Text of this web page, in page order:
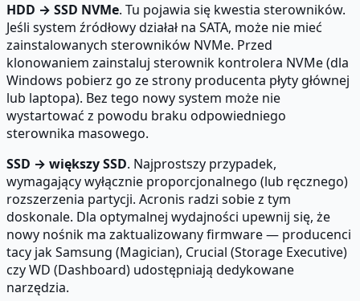
HDD → SSD NVMe. Tu pojawia się kwestia sterowników.
Jeśli system źródłowy działał na SATA, może nie mieć
zainstalowanych sterowników NVMe. Przed
klonowaniem zainstaluj sterownik kontrolera NVMe (dla
Windows pobierz go ze strony producenta płyty głównej
lub laptopa). Bez tego nowy system może nie
wystartować z powodu braku odpowiedniego
sterownika masowego.
SSD → większy SSD. Najprostszy przypadek,
wymagający wyłącznie proporcjonalnego (lub ręcznego)
rozszerzenia partycji. Acronis radzi sobie z tym
doskonale. Dla optymalnej wydajności upewnij się, że
nowy nośnik ma zaktualizowany firmware — producenci
tacy jak Samsung (Magician), Crucial (Storage Executive)
czy WD (Dashboard) udostępniają dedykowane
narzędzia.